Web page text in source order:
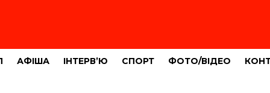
АФІША ІНТЕРВ’Ю СПОРТ ФОТО/ВІДЕО